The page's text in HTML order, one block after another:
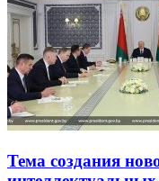
Тема создания